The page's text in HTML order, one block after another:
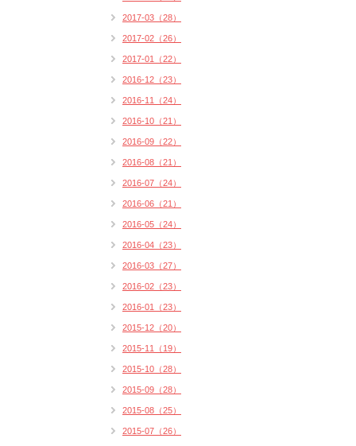
2017-03（28）
2017-02（26）
2017-01（22）
2016-12（23）
2016-11（24）
2016-10（21）
2016-09（22）
2016-08（21）
2016-07（24）
2016-06（21）
2016-05（24）
2016-04（23）
2016-03（27）
2016-02（23）
2016-01（23）
2015-12（20）
2015-11（19）
2015-10（28）
2015-09（28）
2015-08（25）
2015-07（26）